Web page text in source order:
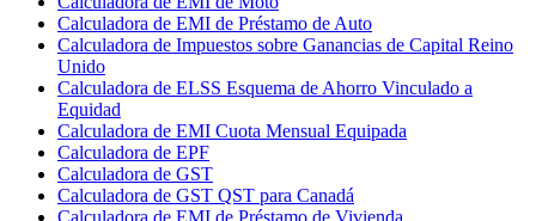
Calculadora de EMI de Préstamo de Auto
Calculadora de Impuestos sobre Ganancias de Capital Reino
Unido
Calculadora de ELSS Esquema de Ahorro Vinculado a
Equidad
Calculadora de EMI Cuota Mensual Equipada
Calculadora de EPF
Calculadora de GST
Calculadora de GST QST para Canadá
Calculadora de EMI de Préstamo de Vivienda